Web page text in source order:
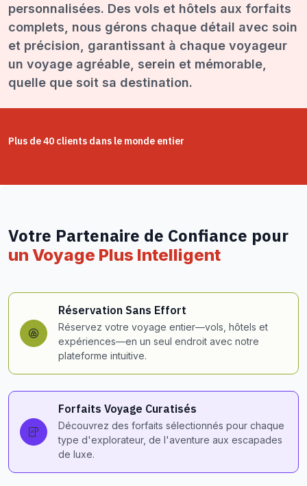
personnalisées. Des vols et hôtels aux forfaits
complets, nous gérons chaque détail avec soin
et précision, garantissant à chaque voyageur
un voyage agréable, serein et mémorable,
quelle que soit sa destination.
Plus de 40 clients dans le monde entier
Votre Partenaire de Confiance pour
un Voyage Plus Intelligent
Réservation Sans Effort
Réservez votre voyage entier—vols, hôtels et
expériences—en un seul endroit avec notre
plateforme intuitive.
Forfaits Voyage Curatisés
Découvrez des forfaits sélectionnés pour chaque
type d'explorateur, de l'aventure aux escapades
de luxe.